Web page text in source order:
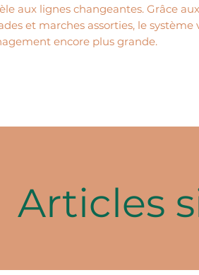
aux lignes changeantes. Grâce aux
et marches assorties, le système
encore plus grande.
Articles